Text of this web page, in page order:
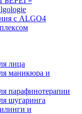
с ALGO4
лица
маникюра и
парафинотерапии
шугаринга
и